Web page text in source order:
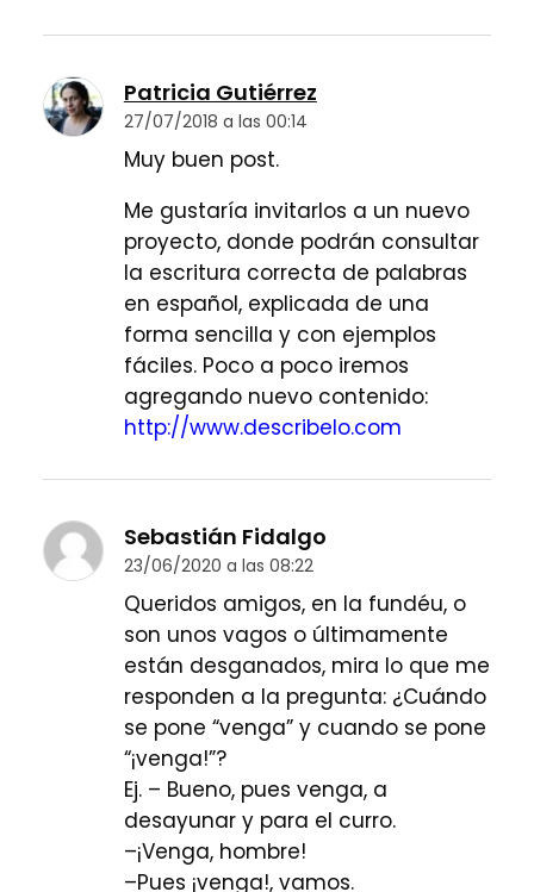
Patricia Gutiérrez
27/07/2018 a las 00:14
Muy buen post.
Me gustaría invitarlos a un nuevo
proyecto, donde podrán consultar
la escritura correcta de palabras
en español, explicada de una
forma sencilla y con ejemplos
fáciles. Poco a poco iremos
agregando nuevo contenido:
http://www.describelo.com
Sebastián Fidalgo
23/06/2020 a las 08:22
Queridos amigos, en la fundéu, o
son unos vagos o últimamente
están desganados, mira lo que me
responden a la pregunta: ¿Cuándo
se pone “venga” y cuando se pone
“¡venga!”?
Ej. – Bueno, pues venga, a
desayunar y para el curro.
–¡Venga, hombre!
–Pues ¡venga!, vamos.